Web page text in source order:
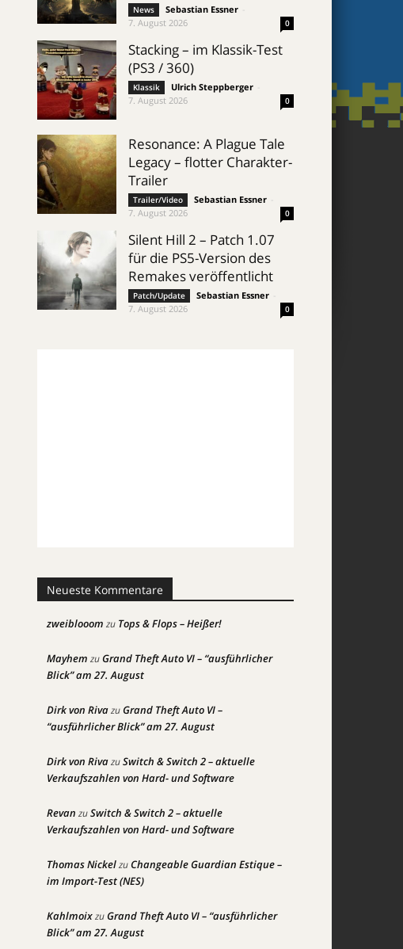
News Sebastian Essner
7. August 2026
0
Stacking – im Klassik-Test
(PS3 / 360)
Klassik Ulrich Steppberger
7. August 2026
0
Resonance: A Plague Tale
Legacy – flotter Charakter-
Trailer
Trailer/Video Sebastian Essner
7. August 2026
0
Silent Hill 2 – Patch 1.07
für die PS5-Version des
Remakes veröffentlicht
Patch/Update Sebastian Essner
7. August 2026
0
Neueste Kommentare
zweiblooom zu Tops & Flops – Heißer!
Mayhem zuGrand Theft Auto VI – “ausführlicher
Blick” am 27. August
Dirk von RivazuGrand Theft Auto VI –
“ausführlicher Blick” am 27. August
Dirk von RivazuSwitch & Switch 2 – aktuelle
Verkaufszahlen von Hard- und Software
Revan zuSwitch & Switch 2 – aktuelle
Verkaufszahlen von Hard- und Software
Thomas NickelzuChangeable Guardian Estique –
im Import-Test (NES)
KahlmoixzuGrand Theft Auto VI – “ausführlicher
Blick” am 27. August